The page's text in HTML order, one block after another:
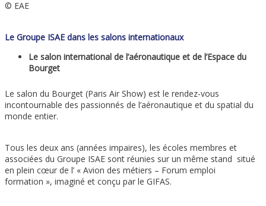
© EAE
Le Groupe ISAE dans les salons internationaux
Le salon international de l’aéronautique et de l’Espace du
Bourget
Le salon du Bourget (Paris Air Show) est le rendez-vous
incontournable des passionnés de l’aéronautique et du spatial du
monde entier.
Tous les deux ans (années impaires), les écoles membres et
associées du Groupe ISAE sont réunies sur un même stand situé
en plein cœur de l’ « Avion des métiers – Forum emploi
formation », imaginé et conçu par le GIFAS.